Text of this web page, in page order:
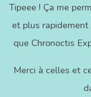
Tipeee ! Ça me
et plus
que Chronoctis
Merci à celles et